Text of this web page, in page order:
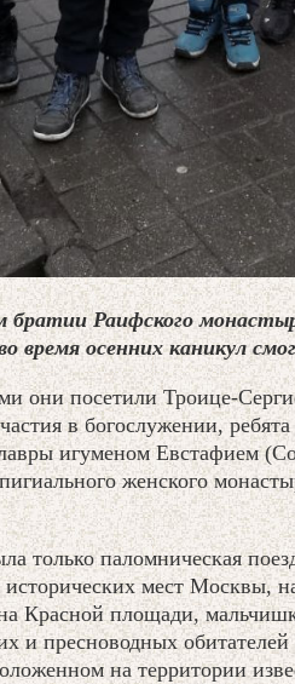
братии Раифского
время осенних каникул
они посетили Троице-
в богослужении,
игуменом Евстафием
женского
только паломническая
мест Москвы,
Красной площади,
и пресноводных обитателей
на территории